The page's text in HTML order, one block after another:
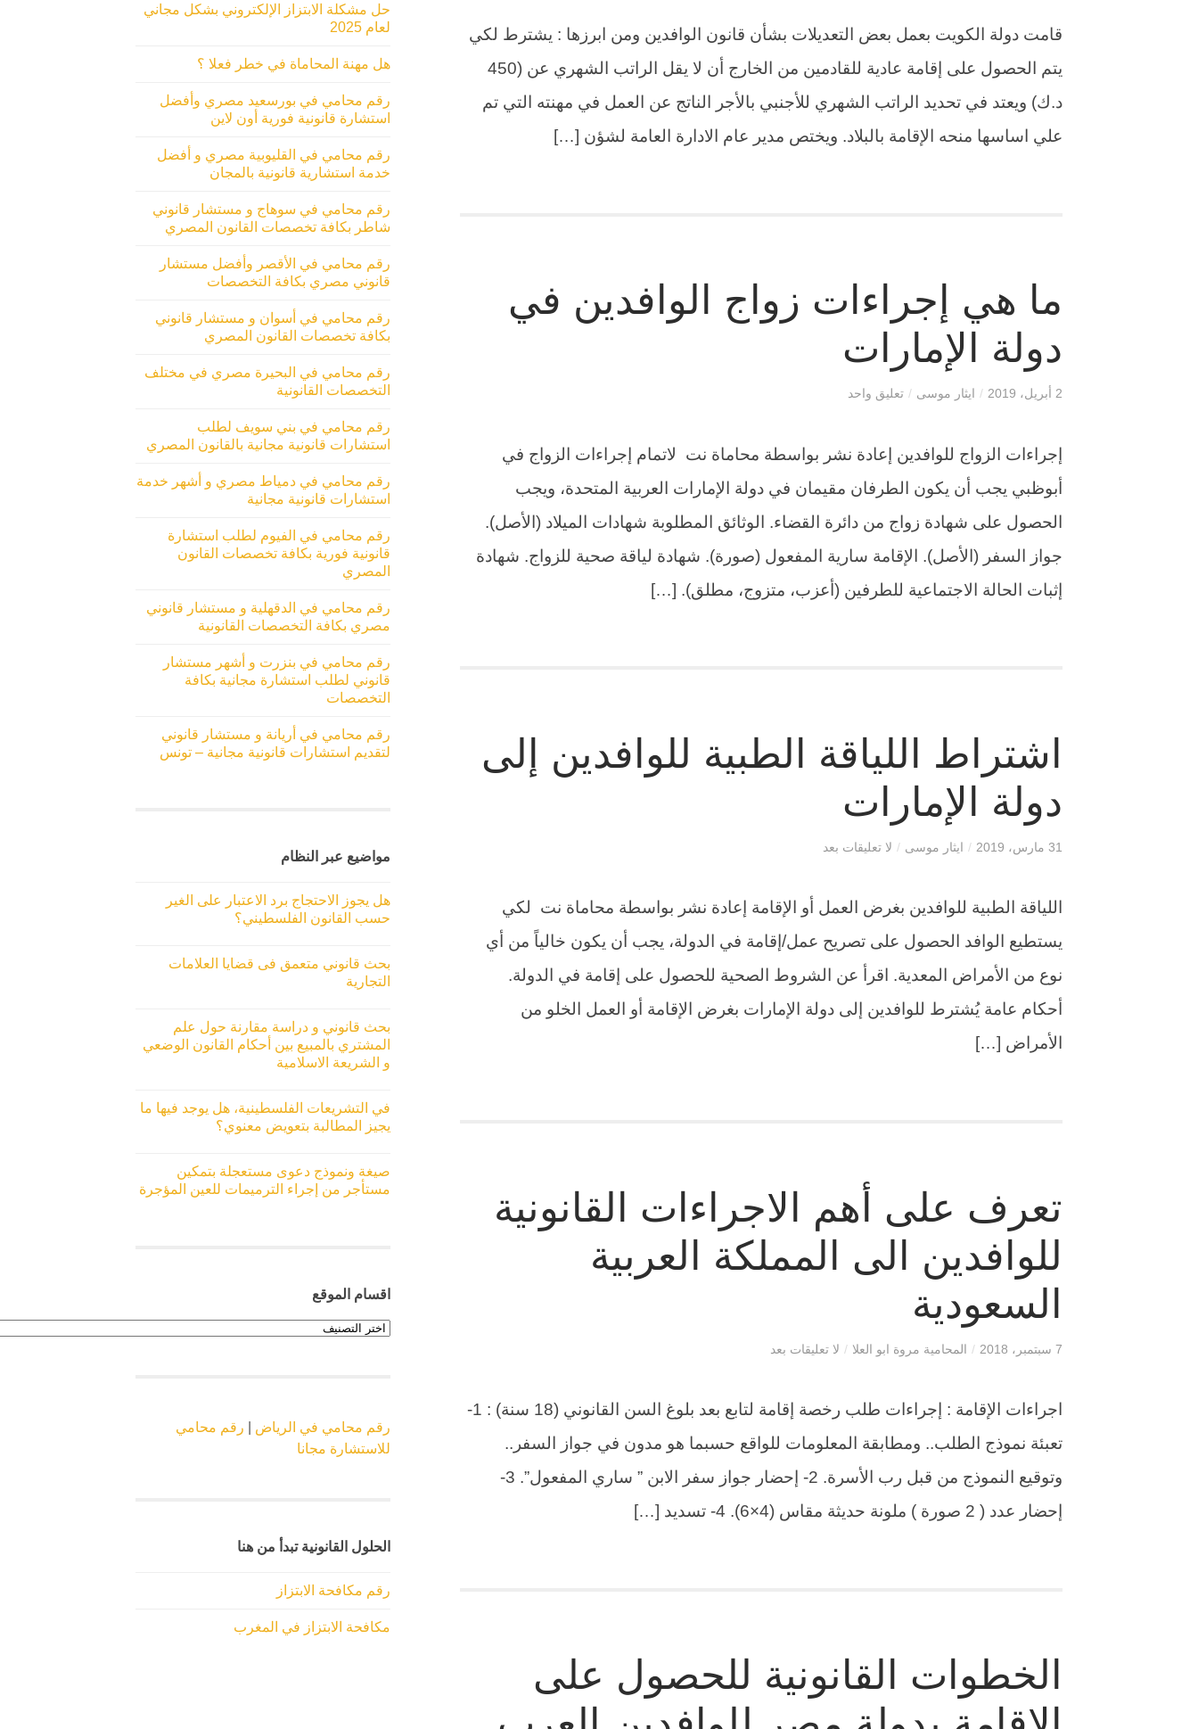
قامت دولة الكويت بعمل بعض التعديلات بشأن قانون الوافدين ومن ابرزها : يشترط لكي
يتم الحصول على إقامة عادية للقادمين من الخارج أن لا يقل الراتب الشهري عن (450
د.ك) ويعتد في تحديد الراتب الشهري للأجنبي بالأجر الناتج عن العمل في مهنته التي تم
علي اساسها منحه الإقامة بالبلاد. ويختص مدير عام الادارة العامة لشؤن […]
ما هي إجراءات زواج الوافدين في
دولة الإمارات
2 أبريل، 2019 / ايثار موسى / تعليق واحد
إجراءات الزواج للوافدين إعادة نشر بواسطة محاماة نت لاتمام إجراءات الزواج في
أبوظبي يجب أن يكون الطرفان مقيمان في دولة الإمارات العربية المتحدة، ويجب
الحصول على شهادة زواج من دائرة القضاء. الوثائق المطلوبة شهادات الميلاد (الأصل).
جواز السفر (الأصل). الإقامة سارية المفعول (صورة). شهادة لياقة صحية للزواج. شهادة
إثبات الحالة الاجتماعية للطرفين (أعزب، متزوج، مطلق). […]
اشتراط اللياقة الطبية للوافدين إلى
دولة الإمارات
31 مارس، 2019 / ايثار موسى / لا تعليقات بعد
اللياقة الطبية للوافدين بغرض العمل أو الإقامة إعادة نشر بواسطة محاماة نت لكي
يستطيع الوافد الحصول على تصريح عمل/إقامة في الدولة، يجب أن يكون خالياً من أي
نوع من الأمراض المعدية. اقرأ عن الشروط الصحية للحصول على إقامة في الدولة.
أحكام عامة يُشترط للوافدين إلى دولة الإمارات بغرض الإقامة أو العمل الخلو من
الأمراض […]
تعرف على أهم الاجراءات القانونية
للوافدين الى المملكة العربية
السعودية
7 سبتمبر، 2018 / المحامية مروة ابو العلا / لا تعليقات بعد
اجراءات الإقامة : إجراءات طلب رخصة إقامة لتابع بعد بلوغ السن القانوني (18 سنة) : 1-
تعبئة نموذج الطلب.. ومطابقة المعلومات للواقع حسبما هو مدون في جواز السفر..
وتوقيع النموذج من قبل رب الأسرة. 2- إحضار جواز سفر الابن ” ساري المفعول”. 3-
إحضار عدد ( 2 صورة ) ملونة حديثة مقاس (4×6). 4- تسديد […]
الخطوات القانونية للحصول على
حل مشكلة الابتزاز الإلكتروني بشكل مجاني
لعام 2025
هل مهنة المحاماة في خطر فعلا ؟
رقم محامي في بورسعيد مصري وأفضل
استشارة قانونية فورية أون لاين
رقم محامي في القليوبية مصري و أفضل
خدمة استشارية قانونية بالمجان
رقم محامي في سوهاج و مستشار قانوني
شاطر بكافة تخصصات القانون المصري
رقم محامي في الأقصر وأفضل مستشار
قانوني مصري بكافة التخصصات
رقم محامي في أسوان و مستشار قانوني
بكافة تخصصات القانون المصري
رقم محامي في البحيرة مصري في مختلف
التخصصات القانونية
رقم محامي في بني سويف لطلب
استشارات قانونية مجانية بالقانون المصري
رقم محامي في دمياط مصري و أشهر خدمة
استشارات قانونية مجانية
رقم محامي في الفيوم لطلب استشارة
قانونية فورية بكافة تخصصات القانون
المصري
رقم محامي في الدقهلية و مستشار قانوني
مصري بكافة التخصصات القانونية
رقم محامي في بنزرت و أشهر مستشار
قانوني لطلب استشارة مجانية بكافة
التخصصات
رقم محامي في أريانة و مستشار قانوني
لتقديم استشارات قانونية مجانية – تونس
مواضيع عبر النظام
هل يجوز الاحتجاج برد الاعتبار على الغير
حسب القانون الفلسطيني؟
بحث قانوني متعمق فى قضايا العلامات
التجارية
بحث قانوني و دراسة مقارنة حول علم
المشتري بالمبيع بين أحكام القانون الوضعي
و الشريعة الاسلامية
في التشريعات الفلسطينية، هل يوجد فيها ما
يجيز المطالبة بتعويض معنوي؟
صيغة ونموذج دعوى مستعجلة بتمكين
مستأجر من إجراء الترميمات للعين المؤجرة
اقسام الموقع
اقسام
الموقع
رقم محامي في الرياض
رقم محامي
للاستشارة مجانا
الحلول القانونية تبدأ من هنا
رقم مكافحة الابتزاز
مكافحة الابتزاز في المغرب